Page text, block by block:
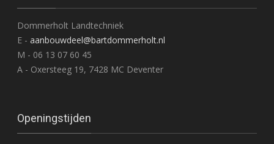
Dommerholt Landtechniek
E - aanbouwdeel@bartdommerholt.nl
M - 06 13 07 60 45
A - Oxersteeg 19, 7428 MC Deventer
Openingstijden